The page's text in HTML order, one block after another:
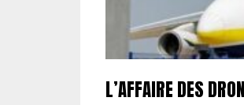
L’AFFAIRE DES